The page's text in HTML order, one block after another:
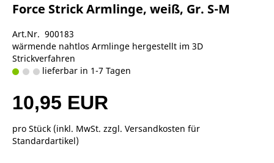
Force Strick Armlinge, weiß, Gr. S-M
Art.Nr. 900183
wärmende nahtlos Armlinge hergestellt im 3D
Strickverfahren
lieferbar in 1-7 Tagen
10,95 EUR
pro Stück (inkl. MwSt. zzgl. Versandkosten für
Standardartikel)